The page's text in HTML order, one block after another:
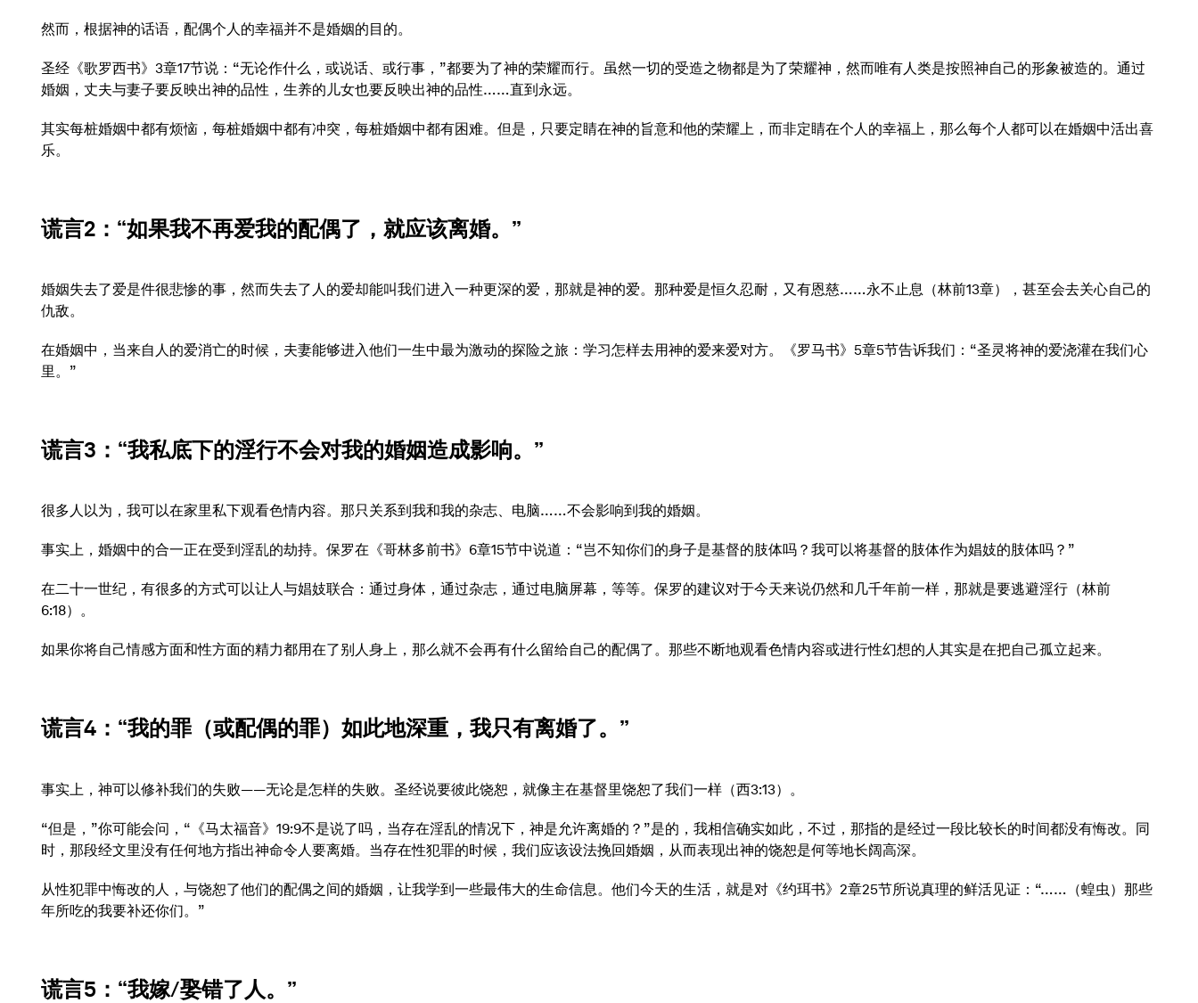
然而，根据神的话语，配偶个人的幸福并不是婚姻的目的。
圣经《歌罗西书》3章17节说：“无论作什么，或说话、或行事，”都要为了神的荣耀而行。虽然一切的受造之物都是为了荣耀神，然而唯有人类是按照神自己的形象被造的。通过
婚姻，丈夫与妻子要反映出神的品性，生养的儿女也要反映出神的品性……直到永远。
其实每桩婚姻中都有烦恼，每桩婚姻中都有冲突，每桩婚姻中都有困难。但是，只要定睛在神的旨意和他的荣耀上，而非定睛在个人的幸福上，那么每个人都可以在婚姻中活出喜
乐。
谎言2 ：“如果我不再爱我的配偶了，就应该离婚。”
婚姻失去了爱是件很悲惨的事，然而失去了人的爱却能叫我们进入一种更深的爱，那就是神的爱。那种爱是恒久忍耐，又有恩慈……永不止息（林前13章），甚至会去关心自己的
仇敌。
在婚姻中，当来自人的爱消亡的时候，夫妻能够进入他们一生中最为激动的探险之旅：学习怎样去用神的爱来爱对方。《罗马书》5章5节告诉我们：“圣灵将神的爱浇灌在我们心
里。”
谎言3 ：“我私底下的淫行不会对我的婚姻造成影响。”
很多人以为，我可以在家里私下观看色情内容。那只关系到我和我的杂志、电脑……不会影响到我的婚姻。
事实上，婚姻中的合一正在受到淫乱的劫持。保罗在《哥林多前书》6章15节中说道：“岂不知你们的身子是基督的肢体吗？我可以将基督的肢体作为娼妓的肢体吗？”
在二十一世纪，有很多的方式可以让人与娼妓联合：通过身体，通过杂志，通过电脑屏幕，等等。保罗的建议对于今天来说仍然和几千年前一样，那就是要逃避淫行（林前
6:18）。
如果你将自己情感方面和性方面的精力都用在了别人身上，那么就不会再有什么留给自己的配偶了。那些不断地观看色情内容或进行性幻想的人其实是在把自己孤立起来。
谎言4 ：“我的罪（或配偶的罪）如此地深重，我只有离婚了。”
事实上，神可以修补我们的失败——无论是怎样的失败。圣经说要彼此饶恕，就像主在基督里饶恕了我们一样（西3:13）。
“但是，”你可能会问，“《马太福音》19:9不是说了吗，当存在淫乱的情况下，神是允许离婚的？”是的，我相信确实如此，不过，那指的是经过一段比较长的时间都没有悔改。同
时，那段经文里没有任何地方指出神命令人要离婚。当存在性犯罪的时候，我们应该设法挽回婚姻，从而表现出神的饶恕是何等地长阔高深。
从性犯罪中悔改的人，与饶恕了他们的配偶之间的婚姻，让我学到一些最伟大的生命信息。他们今天的生活，就是对《约珥书》2章25节所说真理的鲜活见证：“……（蝗虫）那些
年所吃的我要补还你们。”
谎言5 ：“我嫁/娶错了人。”